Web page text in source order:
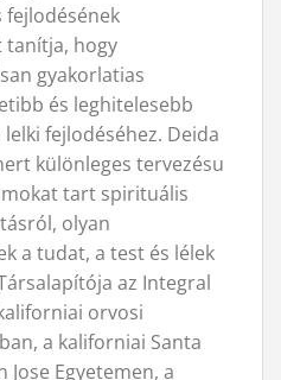
fejlodésének
tanítja, hogy
gyakorlatias
és leghitelesebb
fejlodéséhez. Deida
különleges tervezésu
tart spirituális
olyan
a tudat, a test és lélek
az Integral
orvosi
a kaliforniai Santa
Jose Egyetemen, a